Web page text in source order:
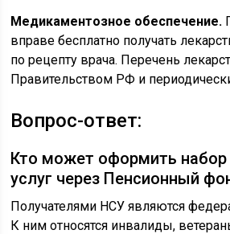
Медикаментозное обеспечение.
вправе бесплатно получать
по рецепту врача. Перечень
Правительством РФ и
Вопрос-ответ:
Кто может оформить
услуг через Пенсионный
Получателями НСУ являются
К ним относятся инвалиды,